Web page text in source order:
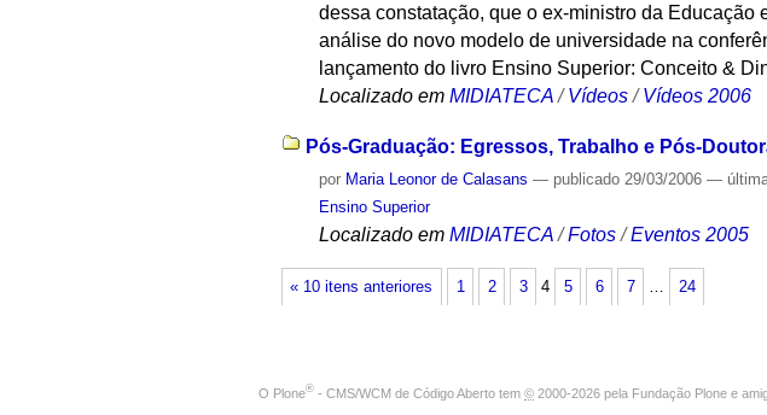
dessa constatação, que o ex-ministro da
análise do novo modelo de universidade na
lançamento do livro Ensino Superior: Conceito &
Localizado em MIDIATECA /Vídeos /Vídeos 2006
Pós-Graduação: Egressos, Trabalho e Pós-
por Maria Leonor de Calasans — publicado 29/03/2006—
Ensino Superior
Localizado em MIDIATECA /Fotos /Eventos 2005
« 10 itens anteriores 1 2 3 4 5 6 7 24
O Plone® - CMS/WCM de Código Aberto tem © 2000-2026 pela Fundação Plone e